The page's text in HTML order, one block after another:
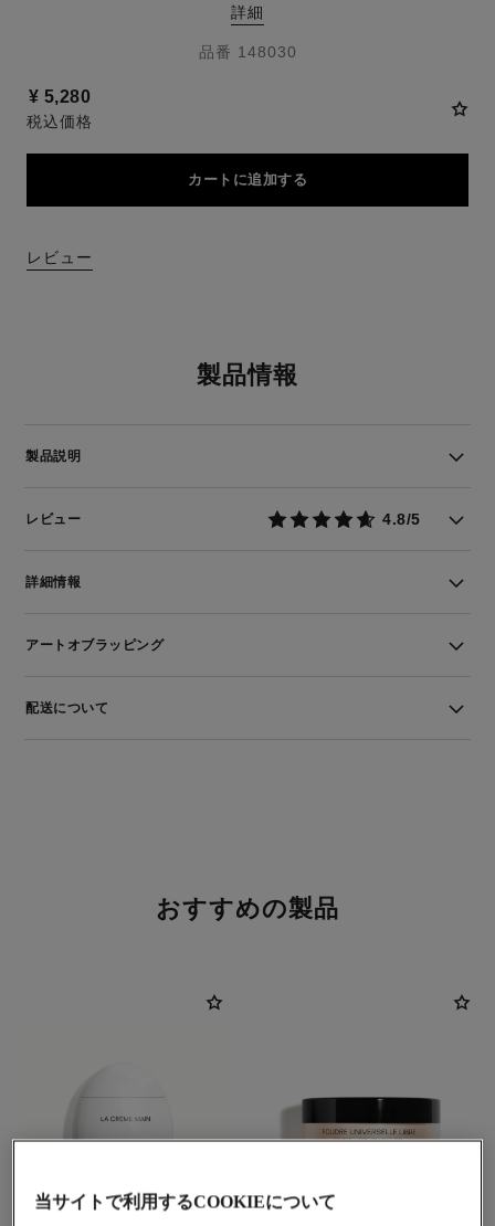
詳細
品番 148030
¥ 5,280
税込価格
カートに追加する
レビュー
製品情報
製品説明
レビュー 4.8/5
詳細情報
アートオブラッピング
配送について
おすすめの製品
当サイトで利用するCOOKIEについて